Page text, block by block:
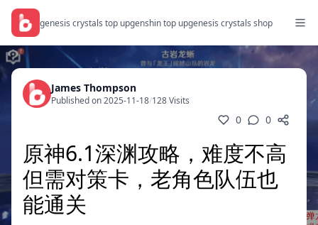
genesis crystals top upgenshin top upgenesis crystals shop
James Thompson
Published on 2025-11-18/128 Visits
0 0
原神6.1深渊攻略，难度不高
但需对策卡，老角色队伍也
能通关